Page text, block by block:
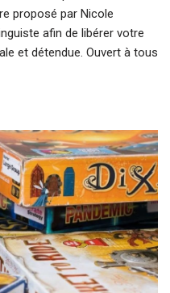
proposé par Nicole
afin de libérer votre
et détendue. Ouvert à tous